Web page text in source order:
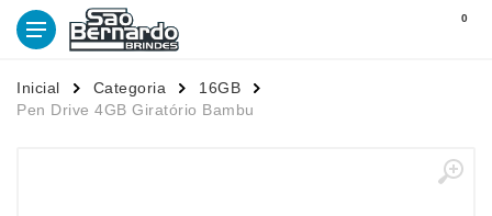
0
Inicial Categoria
16GB
Pen Drive 4GB Giratório Bambu